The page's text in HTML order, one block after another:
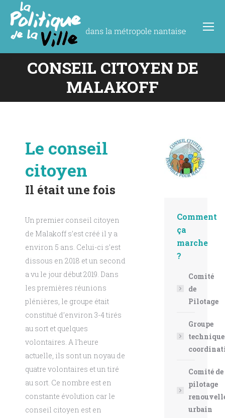
CONSEIL CITOYEN DE
MALAKOFF
Le conseil
citoyen
Il était une fois
Un premier conseil citoyen
de Malakoff s’est créé il y a
environ 5 ans. Celui-ci s’est
dissous en 2018 et un second
a vu le jour début 2019. Dans
les premières réunions
plénières, le groupe était
constitué d’environ 3-4 tirés
au sort et quelques
volontaires. A l’heure
actuelle, ils sont un noyau de
quatre volontaires et un tiré
au sort. Ce nombre est en
constante évolution car le
conseil citoyen est en
Comment
ça
marche
?
Comité
de
Pilotage
Groupe
technique
Comité de
pilotage
urbain